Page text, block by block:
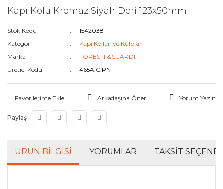
Kapı Kolu Kromaz Siyah Deri 123x50mm
Stok Kodu
1542038
Kategori
Kapı Kolları ve Kulplar
Marka
FORESTI & SUARDI
Üretici Kodu
465A.C.PN
Arkadaşına Öner Yorum Yazın
Paylaş
ÜRÜN BILGISI YORUMLAR TAKSIT